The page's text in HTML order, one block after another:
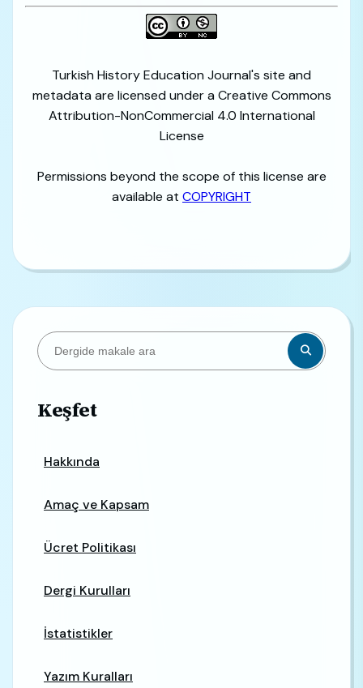
Turkish History Education Journal's site and
metadata are licensed under a Creative Commons
Attribution-NonCommercial 4.0 International
License
Permissions beyond the scope of this license are
available at COPYRIGHT
Keşfet
Hakkında
Amaç ve Kapsam
Ücret Politikası
Dergi Kurulları
İstatistikler
Yazım Kuralları